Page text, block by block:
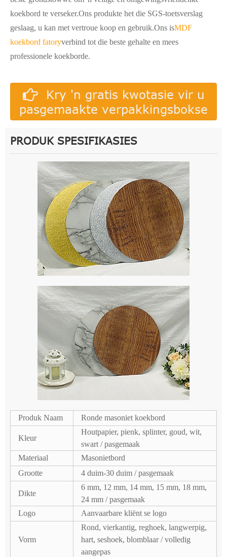
koekbord te verseker.Ons produkte het die SGS-toetsverslag
geslaag, u kan met vertroue koop en gebruik.Ons isMDF
koekbord fatoryverbind tot die beste gehalte en mees
professionele koekborde.
Kry 'n gratis kwotasie vir u
pasgemaakte verpakkingsbokse
PRODUK SPESIFIKASIES
Produk Naam Ronde masoniet koekbord
Kleur
Houtpapier, pienk, splinter, goud, wit,
swart / pasgemaak
Materiaal
Masonietbord
Grootte
4 duim-30 duim / pasgemaak
Dikte
6 mm, 12 mm, 14 mm, 15 mm, 18 mm,
24 mm / pasgemaak
Logo
Aanvaarbare kliënt se logo
Vorm
Rond, vierkantig, reghoek, langwerpig,
hart, seshoek, blomblaar / volledig
aangepas